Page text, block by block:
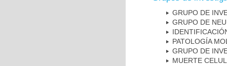
GRUPO DE
GRUPO DE
PATOLOGÍA
GRUPO DE
MUERTE